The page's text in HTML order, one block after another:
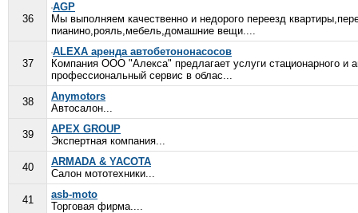
36
AGP
Мы выполняем качественно и недорого переезд
пианино,рояль,мебель,домашние вещи....
37
ALEXA аренда автобетононасосов
Компания ООО "Алекса" предлагает услуги стационарного
профессиональный сервис в облас...
38
Anymotors
Автосалон...
39
APEX GROUP
Экспертная компания...
40
ARMADA & YACOTA
Салон мототехники...
41
asb-moto
Торговая фирма....